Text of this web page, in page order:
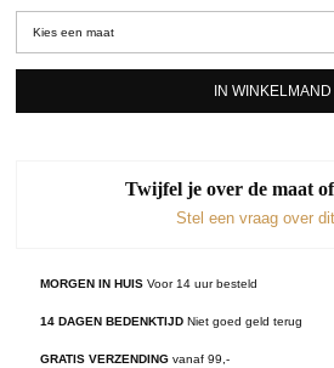
IN WINKELMAND
Twijfel je over de maat
Stel een vraag over
MORGEN IN HUISVoor 14 uur besteld
14 DAGEN BEDENKTIJDNiet goed geld terug
GRATIS VERZENDINGvanaf 99,-